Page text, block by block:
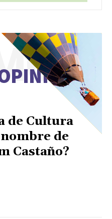
de Cultura
de
Castaño?